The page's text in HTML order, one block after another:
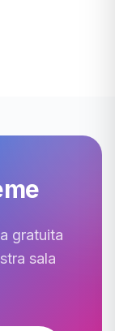
gratuita
sala